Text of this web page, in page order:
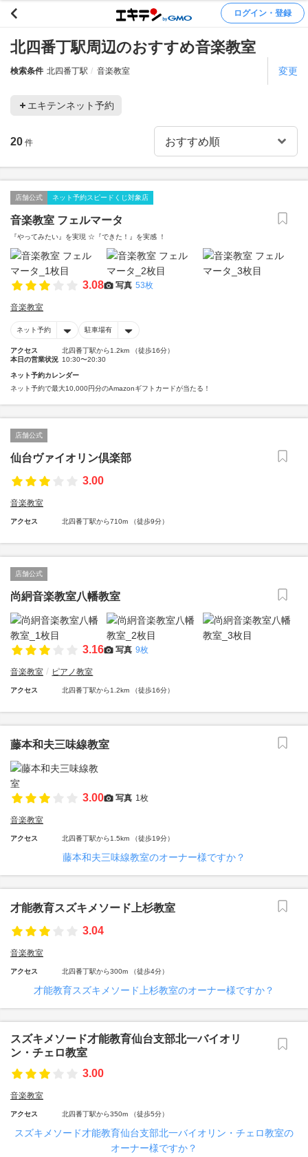
ログイン・登録
北四番丁駅周辺のおすすめ音楽教室
検索条件 北四番丁駅 音楽教室 変更
エキテンネット予約
20 件
店舗公式 ネット予約スピードくじ対象店
音楽教室 フェルマータ
『やってみたい』を実現 ☆『できた！』を実感 ！
3.08 写真 53枚
音楽教室
ネット予約 駐車場有
アクセス
北四番丁駅から1.2km （徒歩16分）
本日の営業状況 10:30〜20:30
ネット予約カレンダー
ネット予約で最大10,000円分のAmazonギフトカードが当たる！
店舗公式
仙台ヴァイオリン倶楽部
3.00
音楽教室
アクセス 北四番丁駅から710m （徒歩9分）
店舗公式
尚絅音楽教室八幡教室
3.16 写真 9枚
音楽教室 ピアノ教室
アクセス 北四番丁駅から1.2km （徒歩16分）
藤本和夫三味線教室
3.00 写真 1枚
音楽教室
アクセス 北四番丁駅から1.5km （徒歩19分）
藤本和夫三味線教室のオーナー様ですか？
才能教育スズキメソード上杉教室
3.04
音楽教室
アクセス 北四番丁駅から300m （徒歩4分）
才能教育スズキメソード上杉教室のオーナー様ですか？
スズキメソード才能教育仙台支部北一バイオリ
ン・チェロ教室
3.00
音楽教室
アクセス 北四番丁駅から350m （徒歩5分）
スズキメソード才能教育仙台支部北一バイオリン・チェロ教室の
オーナー様ですか？